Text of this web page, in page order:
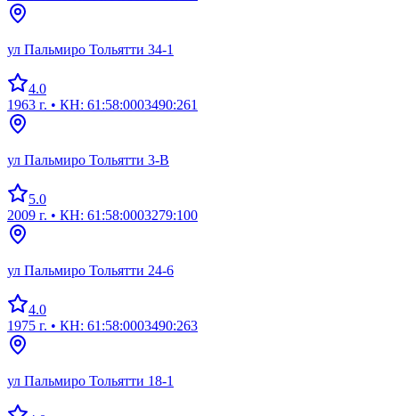
ул Пальмиро Тольятти 34-1
4.0
1963 г. • КН: 61:58:0003490:261
ул Пальмиро Тольятти 3-В
5.0
2009 г. • КН: 61:58:0003279:100
ул Пальмиро Тольятти 24-6
4.0
1975 г. • КН: 61:58:0003490:263
ул Пальмиро Тольятти 18-1